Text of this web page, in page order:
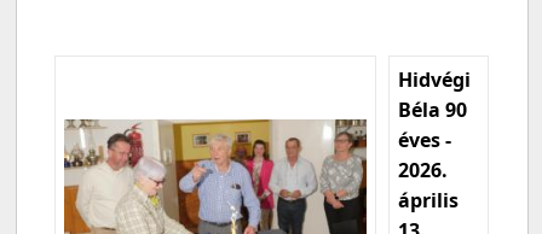
Hidvégi
Béla 90
éves -
2026.
április